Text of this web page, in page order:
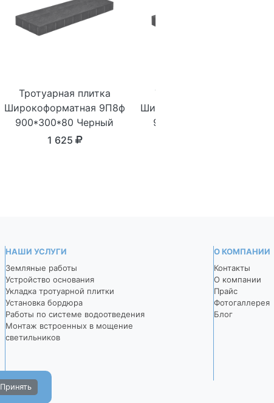
Тротуарная плитка
Широкоформатная 9П8ф
900*300*80 Черный
1 625
Тротуарная плитка
Широкоформатная 9П8ф
900*300*80 Темно-
НАШИ УСЛУГИ
Земляные работы
Устройство основания
Укладка тротуарной плитки
Установка бордюра
Работы по системе водоотведения
Монтаж встроенных в мощение
светильников
О КОМПАНИИ
Контакты
О компании
Прайс
Фотогаллерея
Блог
Принять